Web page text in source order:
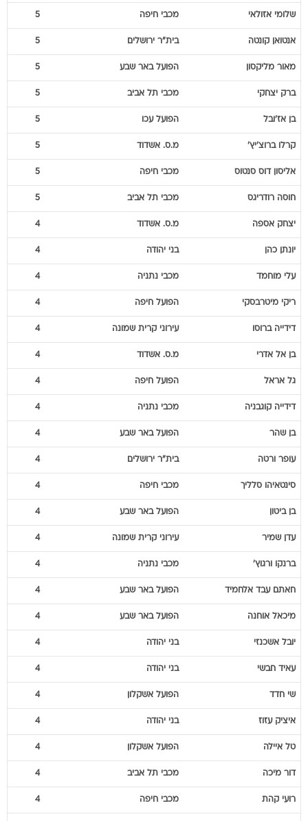
שלומי אזולאי מכבי חיפה 5
אנטואן קונטה בית"ר ירושלים 5
מאור מליקסון הפועל באר שבע 5
ברק יצחקי מכבי תל אביב 5
בן אז'ובל הפועל עכו 5
קרלו ברוצ'יץ' מ.ס. אשדוד 5
אליסון דוס סנטוס מכבי חיפה 5
חוסה רודריגס מכבי תל אביב 5
יצחק אספה מ.ס. אשדוד 4
יונתן כהן בני יהודה 4
עלי מוחמד מכבי נתניה 4
ריקי מיטרבסקי הפועל חיפה 4
דידייה ברוסו עירוני קרית שמונה 4
בן אל אדרי מ.ס. אשדוד 4
גל אראל הפועל חיפה 4
דידייה קוגבניה מכבי נתניה 4
בן שהר הפועל באר שבע 4
עופר ורטה בית"ר ירושלים 4
סינטאיהו סלליך מכבי חיפה 4
בן ביטון הפועל באר שבע 4
עדן שמיר עירוני קרית שמונה 4
ברנקו ורגוץ' מכבי נתניה 4
חאתם עבד אלחמיד הפועל באר שבע 4
מיכאל אוחנה הפועל באר שבע 4
יובל אשכנזי בני יהודה 4
עאיד חבשי בני יהודה 4
שי חדד הפועל אשקלון 4
איציק עזוז בני יהודה 4
טל איילה הפועל אשקלון 4
דור מיכה מכבי תל אביב 4
רועי קהת מכבי חיפה 4